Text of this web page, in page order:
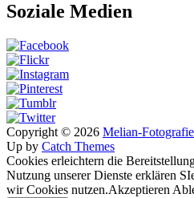
Soziale Medien
Copyright © 2026 Melian-Fotografie
Up by Catch Themes
Cookies erleichtern die
Nutzung unserer Dienste erklären
wir Cookies nutzen.Akzeptieren